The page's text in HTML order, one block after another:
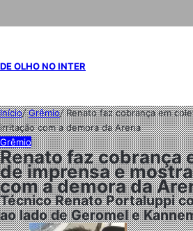
DE OLHO NO INTER
Início/Grêmio/Renato faz cobrança em
irritação com a demora da Arena
Grêmio
Renato faz cobrança
de imprensa e
com a demora da
Técnico Renato Portaluppi
ao lado de Geromel e